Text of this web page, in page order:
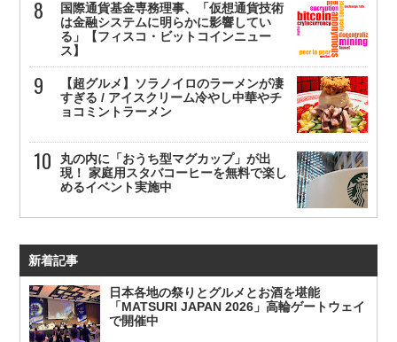
国際通貨基金専務理事、「仮想通貨技術
は金融システムに明らかに影響してい
る」【フィスコ・ビットコインニュー
ス】
【超グルメ】ソラノイロのラーメンが凄
すぎる / アイスクリーム冷やし中華やチ
ョコミントラーメン
丸の内に「おうち型マグカップ」が出
現！ 家庭用スタバコーヒーを無料で楽し
めるイベント実施中
新着記事
日本各地の祭りとグルメとお酒を堪能
「MATSURI JAPAN 2026」高輪ゲートウェイ
で開催中